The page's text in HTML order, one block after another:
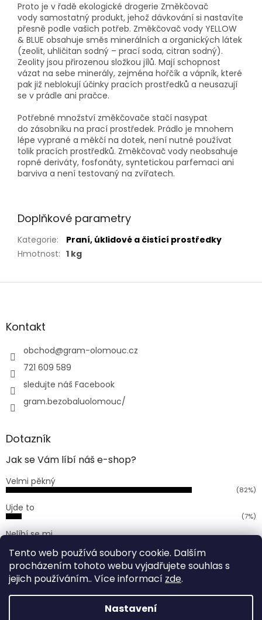
Tento web používá soubory cookie. Dalším
procházením tohoto webu vyjadřujete souhlas s
jejich používáním.. Více informací zde.
Nastavení
Proto je v řadě ekologické drogerie Změkčovač
vody samostatný produkt, jehož dávkování si nastavíte
přesně podle vašich potřeb. Změkčovač vody YELLOW
& BLUE obsahuje směs minerálních a organických látek
(zeolit, uhličitan sodný – prací soda, citran sodný).
Zeolity jsou přirozenou složkou jílů. Mají schopnost
vázat na sebe minerály, zejména hořčík a vápník, které
pak již neblokují účinky pracích prostředků a neusazují
se v prádle ani pračce.
Potřebné množství změkčovače stačí nasypat
do zásobníku na prací prostředek. Prádlo je mnohem
lépe vyprané a měkčí na dotek, není nutné používat
tolik pracích prostředků. Změkčovač vody neobsahuje
ropné deriváty, fosfonáty, syntetickou parfemaci ani
barviva a není testovaný na zvířatech.
Doplňkové parametry
Kategorie:
Praní, úklidové a čistící prostředky
Hmotnost: 1 kg
Z
aKontakt
obchod@gram-olomouc.cz
721 609 589
sledujte náš Facebook
gram.bezobaluolomouc/
Dotazník
Jak se Vám líbí náš e-shop?
Velmi pěkný
(82%)
Ujde to
(7%)
Nelíbí se mi
Počet hlasů: 168
Vytvořil Shoptet